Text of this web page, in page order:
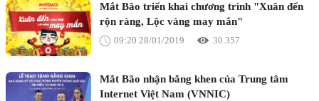
Mắt Bão triển khai chương trình "Xuân đến
rộn ràng, Lộc vàng may mắn"
09:20 28/01/2019 30.357
Mắt Bão nhận bằng khen của Trung tâm
Internet Việt Nam (VNNIC)